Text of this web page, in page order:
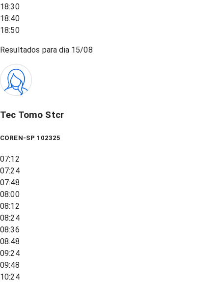
18:30
18:40
18:50
Resultados para dia 15/08
Tec Tomo Stcr
COREN-SP 102325
07:12
07:24
07:48
08:00
08:12
08:24
08:36
08:48
09:24
09:48
10:24